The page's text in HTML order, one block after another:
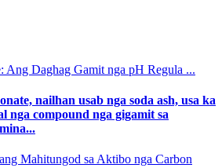
Ang Daghag Gamit nga pH Regula ...
nailhan usab nga soda ash, usa ka
nga compound nga gigamit sa
Mahitungod sa Aktibo nga Carbon